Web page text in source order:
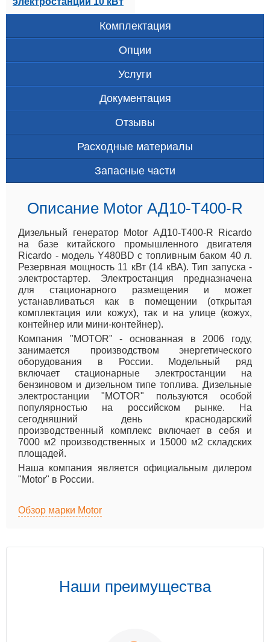
Комплектация
Опции
Услуги
Документация
Отзывы
Расходные материалы
Запасные части
Описание Motor АД10-Т400-R
Дизельный генератор Motor АД10-Т400-R Ricardo
на базе китайского промышленного двигателя
Ricardo - модель Y480BD с топливным баком 40 л.
Резервная мощность 11 кВт (14 кВА). Тип запуска -
электростартер. Электростанция предназначена
для стационарного размещения и может
устанавливаться как в помещении (открытая
комплектация или кожух), так и на улице (кожух,
контейнер или мини-контейнер).
Компания "MOTOR" - основанная в 2006 году,
занимается производством энергетического
оборудования в России. Модельный ряд
включает стационарные электростанции на
бензиновом и дизельном типе топлива. Дизельные
электростанции "MOTOR" пользуются особой
популярностью на российском рынке. На
сегодняшний день краснодарский
производственный комплекс включает в себя и
7000 м2 производственных и 15000 м2 складских
площадей.
Наша компания является официальным дилером
"Motor" в России.
Обзор марки Motor
Наши преимущества